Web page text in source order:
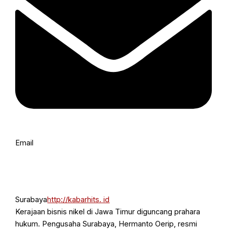
Email
Surabayahttp://kabarhits. id
Kerajaan bisnis nikel di Jawa Timur diguncang prahara
hukum. Pengusaha Surabaya, Hermanto Oerip, resmi